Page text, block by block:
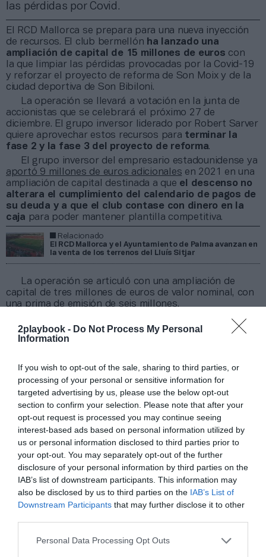
2playbook - Do Not Process My Personal
Information
If you wish to opt-out of the sale, sharing to third parties, or
processing of your personal or sensitive information for
targeted advertising by us, please use the below opt-out
section to confirm your selection. Please note that after your
opt-out request is processed you may continue seeing
interest-based ads based on personal information utilized by
us or personal information disclosed to third parties prior to
your opt-out. You may separately opt-out of the further
disclosure of your personal information by third parties on the
IAB’s list of downstream participants. This information may
also be disclosed by us to third parties on the IAB’s List of
Downstream Participants that may further disclose it to other
Personal Data Processing Opt Outs
las pérdidas por Covid.
El RCD Mallorca se prepara para una nueva inyección
de recursos. El club bermellón ha lanzado una
ampliación de capital de 15 millones de euros con
la que limpiar las pérdidas provocadas por la Covid-19
y reforzar el proyecto de reforma de Son Moix y de la
ciudad deportiva de Son Bibiloni.
La operación se llevará a votación en la junta de
accionistas que se celebrará el próximo 27 de
diciembre. El grupo inversor liderado por Robert Sarver
quiere aprovechar estos recursos para terminar la
fase 2 y la fase 3 del proyecto de reforma.
El grupo inversor del empresario estadounidense ya
aportó 9 millones de euros adicionales en 2021 en una
ampliación de capital destinada a que el descenso no
alterara el cumplimiento del calendario de pagos de
su deuda y a que el club contase con dinero en la
caja para poder mantener plantilla competitiva.
Relacionado
El RCD Mallorca y el Ayuntamiento de Palma avanzan en
la venta de los terrenos del Lluís Sitjar
La operación se articuló con una ampliación de
capital de tres millones de euros de valor nominal, con
una prima de emisión de seis millones.
un valor de mercado de 62,9 millones
de eurosen la temporada 2021-2022, un 39% más que
en 2021. La entidad que preside y controla Robert
en pandemia, con unos ingresos medios de 47,7
millones de euros, tres veces más respecto a 2018-
2019.
Añadir2Playbookcomo fuente preferida de Google
de forma gratuita
Mantente informado con las últimas noticias de actualidad.
ACTIVAR AHORA
Compartir